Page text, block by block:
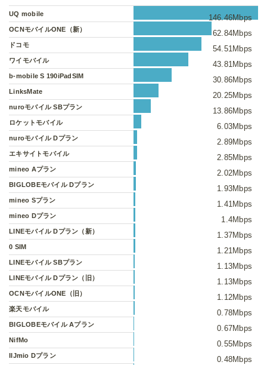
UQ mobile 146.46Mbps
OCNモバイルONE（新） 62.84Mbps
ドコモ 54.51Mbps
ワイモバイル 43.81Mbps
b-mobile S 190iPadSIM 30.86Mbps
LinksMate 20.25Mbps
nuroモバイル SBプラン 13.86Mbps
ロケットモバイル 6.03Mbps
nuroモバイル Dプラン 2.89Mbps
エキサイトモバイル 2.85Mbps
mineo Aプラン 2.02Mbps
BIGLOBEモバイル Dプラン 1.93Mbps
mineo Sプラン 1.41Mbps
mineo Dプラン 1.4Mbps
LINEモバイル Dプラン（新） 1.37Mbps
0 SIM 1.21Mbps
LINEモバイル SBプラン 1.13Mbps
LINEモバイル Dプラン（旧） 1.13Mbps
OCNモバイルONE（旧） 1.12Mbps
楽天モバイル 0.78Mbps
BIGLOBEモバイル Aプラン 0.67Mbps
NifMo 0.55Mbps
IIJmio Dプラン 0.48Mbps